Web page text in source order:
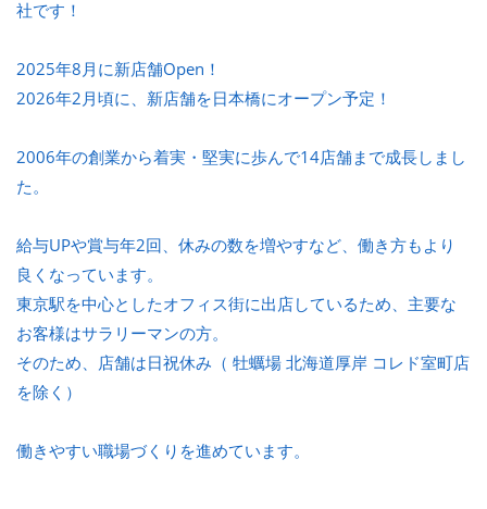
社です！
2025年8月に新店舗Open！
2026年2月頃に、新店舗を日本橋にオープン予定！
2006年の創業から着実・堅実に歩んで14店舗まで成長しまし
た。
給与UPや賞与年2回、休みの数を増やすなど、働き方もより
良くなっています。
東京駅を中心としたオフィス街に出店しているため、主要な
お客様はサラリーマンの方。
そのため、店舗は日祝休み（ 牡蠣場 北海道厚岸 コレド室町店
を除く）
働きやすい職場づくりを進めています。